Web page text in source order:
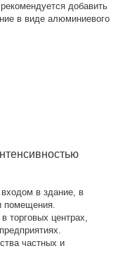
добавить
в виде алюминиевого
в здание, в
помещения.
торговых центрах,
частных и